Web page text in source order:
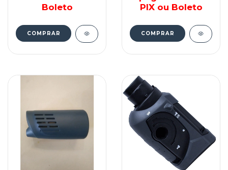
Boleto
COMPRAR
PIX ou Boleto
COMPRAR